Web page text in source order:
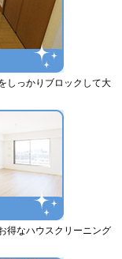
しっかりブロックして大
得なハウスクリーニング